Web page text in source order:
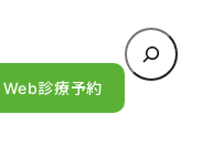
Web診療予約
検
索